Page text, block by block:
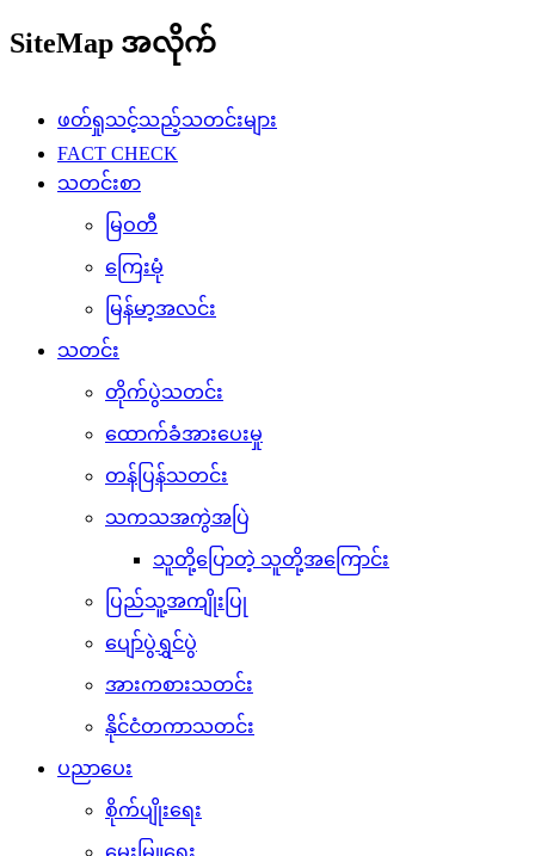
SiteMap အလိုက်
ဖတ်ရှုသင့်သည့်သတင်းများ
FACT CHECK
သတင်းစာ
မြဝတီ
ကြေးမုံ
မြန်မာ့အလင်း
သတင်း
တိုက်ပွဲသတင်း
ထောက်ခံအားပေးမှု
တန်ပြန်သတင်း
သကသအကွဲအပြဲ
သူတို့ပြောတဲ့ သူတို့အကြောင်း
ပြည်သူ့အကျိုးပြု
ပျော်ပွဲရွှင်ပွဲ
အားကစားသတင်း
နိုင်ငံတကာသတင်း
ပညာပေး
စိုက်ပျိုးရေး